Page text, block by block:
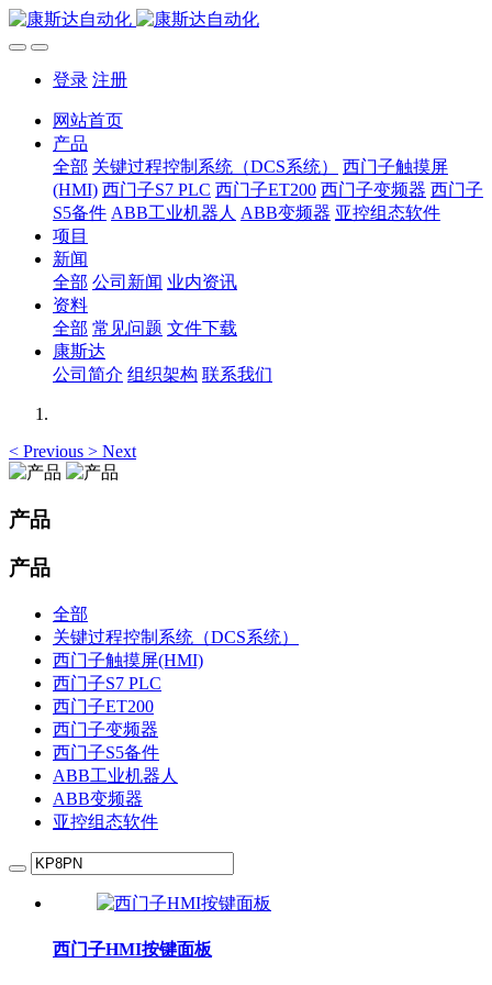
登录 注册
网站首页
产品
全部 关键过程控制系统（DCS系统）
西门子触摸屏
(HMI) 西门子S7 PLC 西门子ET200 西门子变频器 西门子
S5备件 ABB工业机器人 ABB变频器 亚控组态软件
项目
新闻
全部 公司新闻 业内资讯
资料
全部 常见问题 文件下载
康斯达
公司简介 组织架构 联系我们
< Previous > Next
产品
产品
全部
关键过程控制系统（DCS系统）
西门子触摸屏(HMI)
西门子S7 PLC
西门子ET200
西门子变频器
西门子S5备件
ABB工业机器人
ABB变频器
亚控组态软件
西门子HMI按键面板